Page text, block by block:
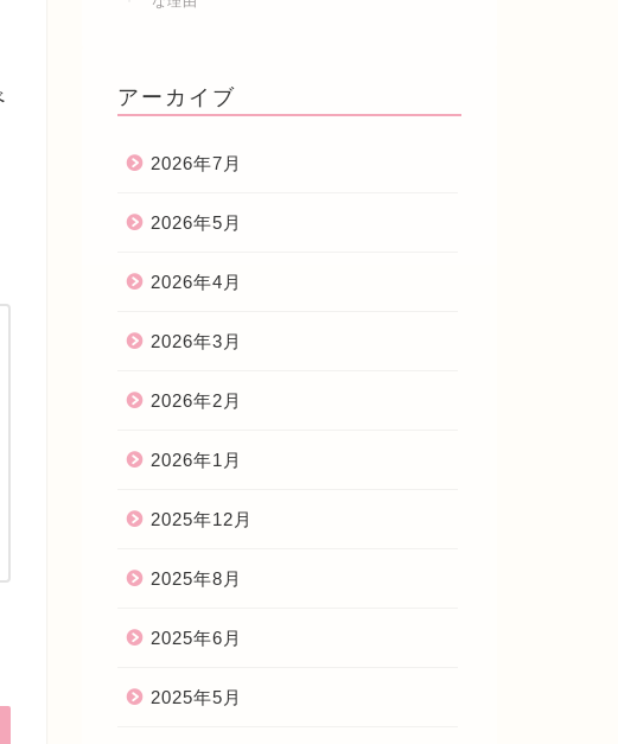
アーカイブ
2026年7月
2026年5月
2026年4月
2026年3月
2026年2月
2026年1月
2025年12月
2025年8月
2025年6月
2025年5月